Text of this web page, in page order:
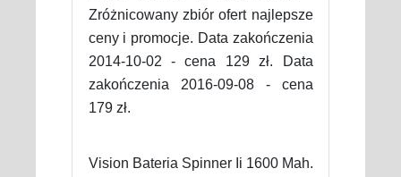
Zróżnicowany zbiór ofert najlepsze
ceny i promocje. Data zakończenia
2014-10-02 - cena 129 zł. Data
zakończenia 2016-09-08 - cena
179 zł.
Vision Bateria Spinner Ii 1600 Mah.